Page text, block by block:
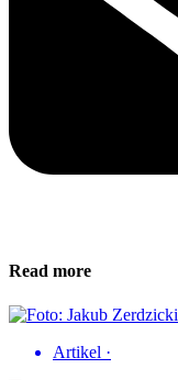
Read more
Artikel ·